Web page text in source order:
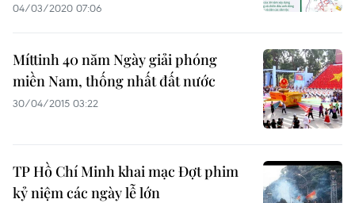
04/03/2020 07:06
Míttinh 40 năm Ngày giải phóng
miền Nam, thống nhất đất nước
30/04/2015 03:22
TP Hồ Chí Minh khai mạc Đợt phim
kỷ niệm các ngày lễ lớn